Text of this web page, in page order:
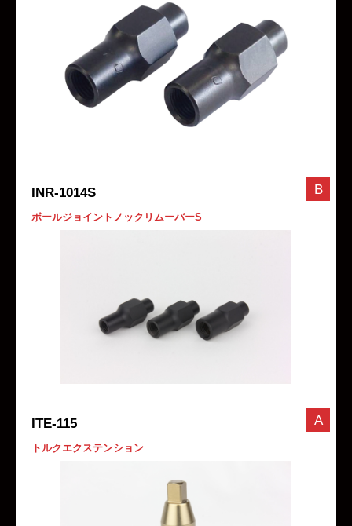
INR-1014S
ボールジョイントノックリムーバーS
B
ITE-115
トルクエクステンション
A